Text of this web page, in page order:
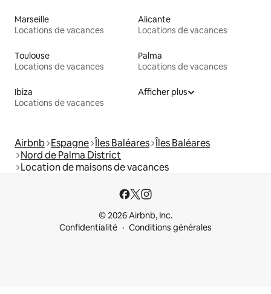
Marseille
Locations de vacances
Alicante
Locations de vacances
Toulouse
Locations de vacances
Palma
Locations de vacances
Ibiza
Locations de vacances
Afficher plus
Airbnb Espagne Îles Baléares Îles Baléares
Nord de Palma District
Location de maisons de vacances
© 2026 Airbnb, Inc.
Confidentialité
Conditions générales